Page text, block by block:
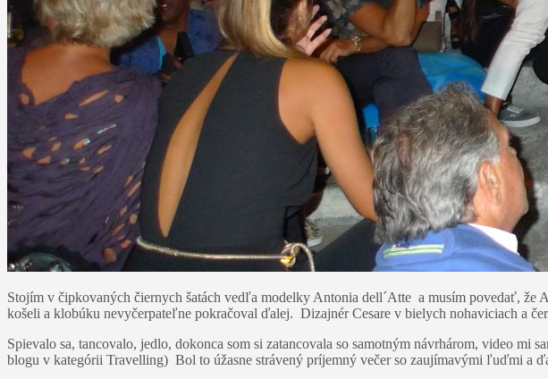
Stojím v čipkovaných čiernych šatách vedľa modelky Antonia dell´Atte a musím povedať,
košeli a klobúku nevyčerpateľne pokračoval ďalej. Dizajnér Cesare v bielych nohaviciach a
Spievalo sa, tancovalo, jedlo, dokonca som si zatancovala so samotným návrhárom, video mi
blogu v kategórii Travelling) Bol to úžasne strávený príjemný večer so zaujímavými ľuďmi a